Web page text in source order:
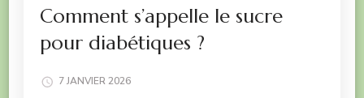
Comment s’appelle le sucre
pour diabétiques ?
7 JANVIER 2026